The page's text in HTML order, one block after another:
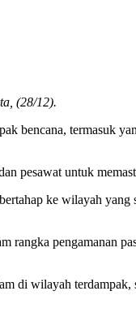
(28/12).
bencana, termasuk
pesawat untuk
ke wilayah yang
rangka pengamanan
di wilayah terdampak,